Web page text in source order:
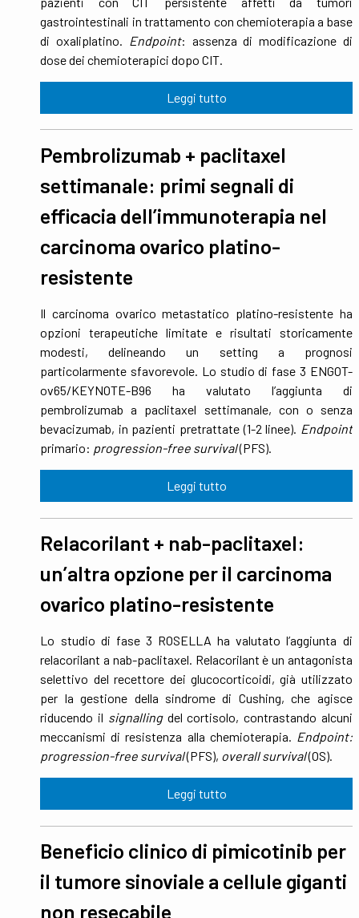
gastrointestinali in trattamento con chemioterapia a base
di oxaliplatino. Endpoint: assenza di modificazione di
dose dei chemioterapici dopo CIT.
Leggi tutto
Pembrolizumab + paclitaxel
settimanale: primi segnali di
efficacia dell’immunoterapia nel
carcinoma ovarico platino-
resistente
Il carcinoma ovarico metastatico platino-resistente ha
opzioni terapeutiche limitate e risultati storicamente
modesti, delineando un setting a prognosi
particolarmente sfavorevole. Lo studio di fase 3 ENGOT-
ov65/KEYNOTE-B96 ha valutato l’aggiunta di
pembrolizumab a paclitaxel settimanale, con o senza
bevacizumab, in pazienti pretrattate (1-2 linee). Endpoint
primario: progression-free survival(PFS).
Leggi tutto
Relacorilant + nab-paclitaxel:
un’altra opzione per il carcinoma
ovarico platino-resistente
Lo studio di fase 3 ROSELLA ha valutato l’aggiunta di
relacorilant a nab-paclitaxel. Relacorilant è un antagonista
selettivo del recettore dei glucocorticoidi, già utilizzato
per la gestione della sindrome di Cushing, che agisce
riducendo il signallingdel cortisolo, contrastando alcuni
meccanismi di resistenza alla chemioterapia. Endpoint:
progression-free survival(PFS), overall survival(OS).
Leggi tutto
Beneficio clinico di pimicotinib per
il tumore sinoviale a cellule giganti
non resecabile